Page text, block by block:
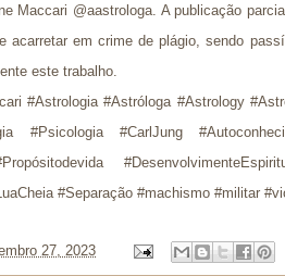
Maccari @aastrologa. A publicação
acarretar em crime de plágio, sendo
este trabalho.
#Astrologia #Astróloga #Astrology
#Psicologia #CarlJung
#Separação #machismo #militar
27, 2023